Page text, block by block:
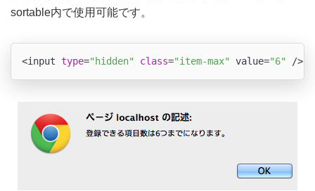
sortable内で使用可能です。
<input type="hidden" class="item-max" value="6" />